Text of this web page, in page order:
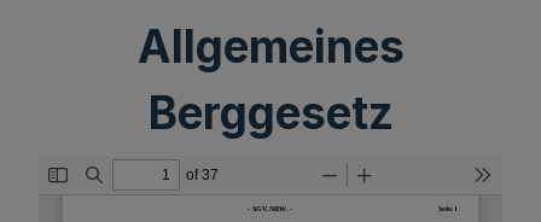
Allgemeines
Berggesetz